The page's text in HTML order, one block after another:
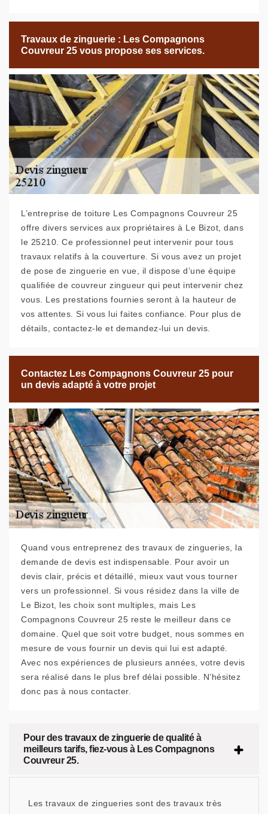
Travaux de zinguerie : Les Compagnons
Couvreur 25 vous propose ses services.
L’entreprise de toiture Les Compagnons Couvreur 25
offre divers services aux propriétaires à Le Bizot, dans
le 25210. Ce professionnel peut intervenir pour tous
travaux relatifs à la couverture. Si vous avez un projet
de pose de zinguerie en vue, il dispose d’une équipe
qualifiée de couvreur zingueur qui peut intervenir chez
vous. Les prestations fournies seront à la hauteur de
vos attentes. Si vous lui faites confiance. Pour plus de
détails, contactez-le et demandez-lui un devis.
Contactez Les Compagnons Couvreur 25 pour
un devis adapté à votre projet
Quand vous entreprenez des travaux de zingueries, la
demande de devis est indispensable. Pour avoir un
devis clair, précis et détaillé, mieux vaut vous tourner
vers un professionnel. Si vous résidez dans la ville de
Le Bizot, les choix sont multiples, mais Les
Compagnons Couvreur 25 reste le meilleur dans ce
domaine. Quel que soit votre budget, nous sommes en
mesure de vous fournir un devis qui lui est adapté.
Avec nos expériences de plusieurs années, votre devis
sera réalisé dans le plus bref délai possible. N’hésitez
donc pas à nous contacter.
Pour des travaux de zinguerie de qualité à
meilleurs tarifs, fiez-vous à Les Compagnons
Couvreur 25.
Les travaux de zingueries sont des travaux très